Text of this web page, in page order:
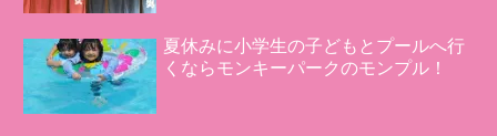
夏休みに小学生の子どもとプールへ行
くならモンキーパークのモンプル！